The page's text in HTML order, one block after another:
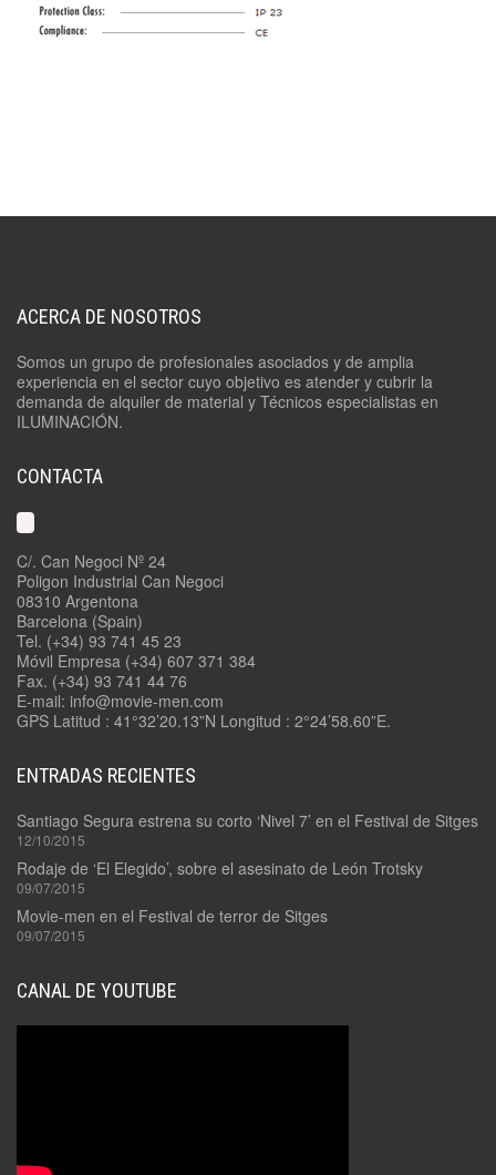
ACERCA DE NOSOTROS
Somos un grupo de profesionales asociados y de amplia
experiencia en el sector cuyo objetivo es atender y cubrir la
demanda de alquiler de material y Técnicos especialistas en
ILUMINACIÓN.
CONTACTA
C/. Can Negoci Nº 24
Poligon Industrial Can Negoci
08310 Argentona
Barcelona (Spain)
Tel. (+34) 93 741 45 23
Móvil Empresa (+34) 607 371 384
Fax. (+34) 93 741 44 76
E-mail: info@movie-men.com
GPS Latitud : 41°32’20.13”N Longitud : 2°24’58.60”E.
ENTRADAS RECIENTES
Santiago Segura estrena su corto ‘Nivel 7’ en el Festival de Sitges
12/10/2015
Rodaje de ‘El Elegido’, sobre el asesinato de León Trotsky
09/07/2015
Movie-men en el Festival de terror de Sitges
09/07/2015
CANAL DE YOUTUBE